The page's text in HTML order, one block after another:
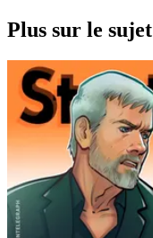
Plus sur le sujet